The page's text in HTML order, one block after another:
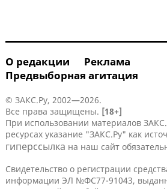
О редакции
Реклама
Предвыборная агитация
© ЗАКС.Ру, 2002—2026.
Все права защищены. [18+]
При использовании материалов
ресурсах указание "ЗАКС.Ру" как
гиперссылка на наш сайт
Свидетельство о регистрации
информации ЭЛ №ФС77-91043,